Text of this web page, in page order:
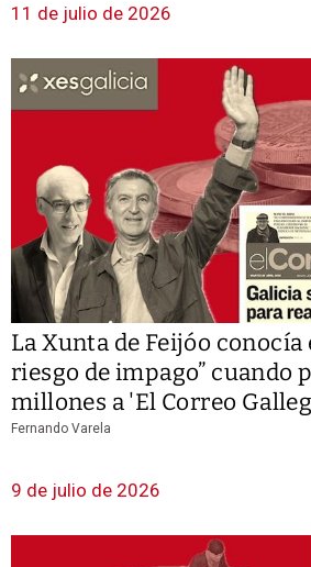
11 de julio de 2026
La Xunta de Feijóo conocía
riesgo de impago” cuando
millones a 'El Correo
Fernando Varela
9 de julio de 2026